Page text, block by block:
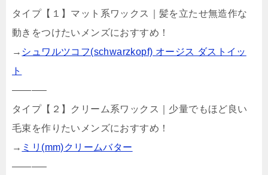
タイプ【１】マット系ワックス｜髪を立たせ無造作な
動きをつけたいメンズにおすすめ！
→ シュワルツコフ(schwarzkopf) オージス ダストイッ
ト
———–
タイプ【２】クリーム系ワックス｜少量でもほど良い
毛束を作りたいメンズにおすすめ！
→ ミリ(mm)クリームバター
———–